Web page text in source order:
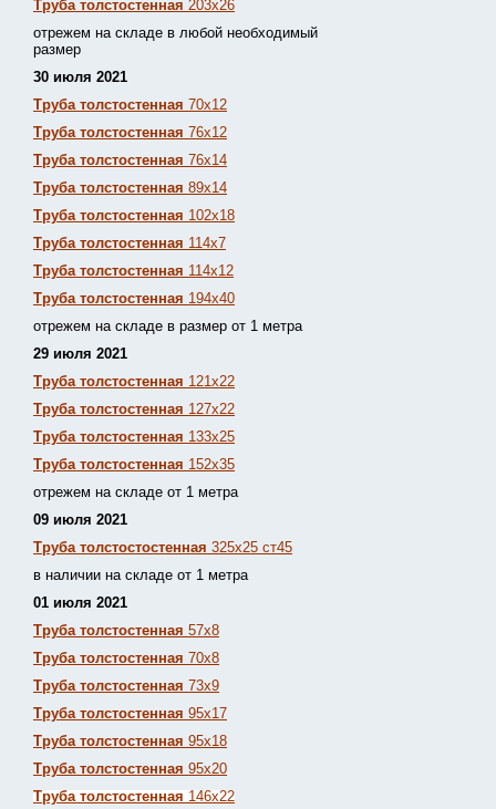
Труба толстостенная 203х26
отрежем на складе в любой необходимый
размер
30 июля 2021
Труба толстостенная 70х12
Труба толстостенная 76х12
Труба толстостенная 76х14
Труба толстостенная 89х14
Труба толстостенная 102х18
Труба толстостенная 114х7
Труба толстостенная 114х12
Труба толстостенная 194х40
отрежем на складе в размер от 1 метра
29 июля 2021
Труба толстостенная 121х22
Труба толстостенная 127х22
Труба толстостенная 133х25
Труба толстостенная 152х35
отрежем на складе от 1 метра
09 июля 2021
Труба толстостостенная 325х25 ст45
в наличии на складе от 1 метра
01 июля 2021
Труба толстостенная 57х8
Труба толстостенная 70х8
Труба толстостенная 73х9
Труба толстостенная 95х17
Труба толстостенная 95х18
Труба толстостенная 95х20
Труба толстостенная 146х22